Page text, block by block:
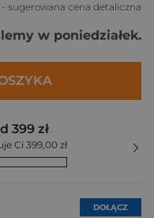
- sugerowana cena detaliczna
w poniedziałek.
399 zł
Ci 399,00 zł
DOŁĄCZ